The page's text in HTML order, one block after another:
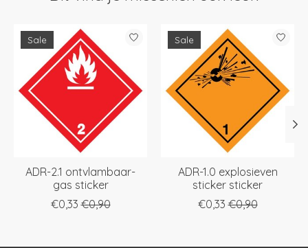
Items van productcarrousel
Sale
ADR-2.1 ontvlambaar-
gas sticker
€0,33 €0,90
Sale
ADR-1.0 explosieven
sticker sticker
€0,33 €0,90